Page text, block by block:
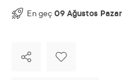
En geç 09 Ağustos Pazar